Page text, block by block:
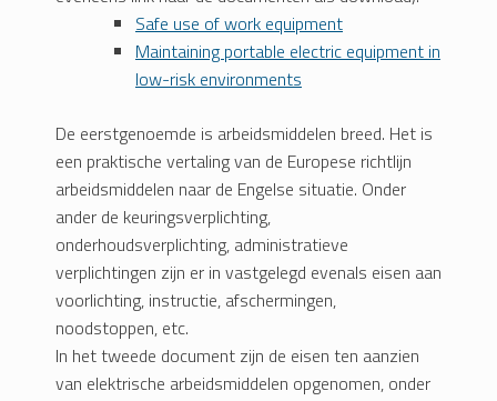
Safe use of work equipment
Maintaining portable electric equipment in
low-risk environments
De eerstgenoemde is arbeidsmiddelen breed. Het is
een praktische vertaling van de Europese richtlijn
arbeidsmiddelen naar de Engelse situatie. Onder
ander de keuringsverplichting,
onderhoudsverplichting, administratieve
verplichtingen zijn er in vastgelegd evenals eisen aan
voorlichting, instructie, afschermingen,
noodstoppen, etc.
In het tweede document zijn de eisen ten aanzien
van elektrische arbeidsmiddelen opgenomen, onder